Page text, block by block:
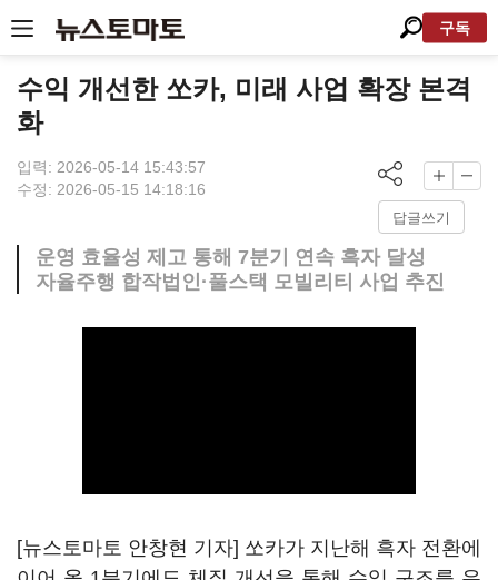
구독
수익 개선한 쏘카, 미래 사업 확장 본격
화
입력: 2026-05-14 15:43:57
수정: 2026-05-15 14:18:16
답글쓰기
운영 효율성 제고 통해 7분기 연속 흑자 달성
자율주행 합작법인·풀스택 모빌리티 사업 추진
[뉴스토마토 안창현 기자] 쏘카가 지난해 흑자 전환에